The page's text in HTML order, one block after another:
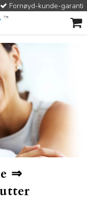
Fornøyd-kunde-garanti
⇒